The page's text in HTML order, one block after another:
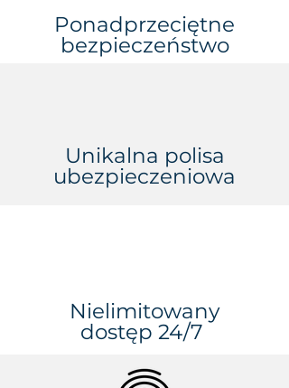
Ponadprzeciętne
bezpieczeństwo
Unikalna polisa
ubezpieczeniowa
Nielimitowany
dostęp 24/7